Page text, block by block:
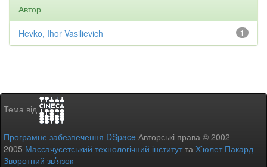
Автор
1
Hevko, Ihor Vasilievich
Тема від
Програмне забезпечення DSpace Авторські права © 2002-
2005 Массачусетський технологічний інститутта Х’юлет Пакард -
Зворотний зв’язок